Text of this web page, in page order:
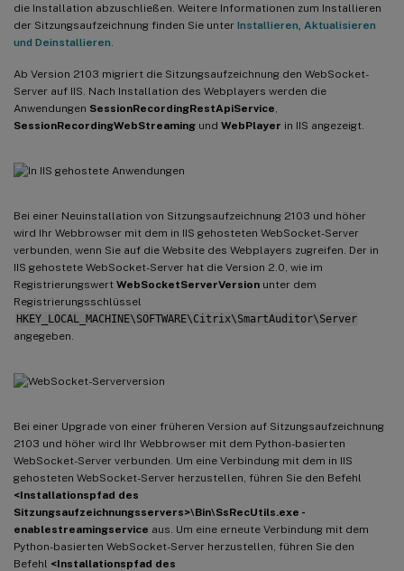
die Installation abzuschließen. Weitere Informationen zum Installieren
der Sitzungsaufzeichnung finden Sie unter Installieren, Aktualisieren
und Deinstallieren
Ab Version 2103 migriert die Sitzungsaufzeichnung den WebSocket-
Server auf IIS. Nach Installation des Webplayers werden die
Anwendungen SessionRecordingRestApiService
SessionRecordingWebStreaming und WebPlayer in IIS angezeigt.
Bei einer Neuinstallation von Sitzungsaufzeichnung 2103 und höher
wird Ihr Webbrowser mit dem in IIS gehosteten WebSocket-Server
verbunden, wenn Sie auf die Website des Webplayers zugreifen. Der in
IIS gehostete WebSocket-Server hat die Version 2.0, wie im
Registrierungswert WebSocketServerVersion unter dem
Registrierungsschlüssel
HKEY_LOCAL_MACHINE\SOFTWARE\Citrix\SmartAuditor\Server
angegeben.
Bei einer Upgrade von einer früheren Version auf Sitzungsaufzeichnung
2103 und höher wird Ihr Webbrowser mit dem Python-basierten
WebSocket-Server verbunden. Um eine Verbindung mit dem in IIS
gehosteten WebSocket-Server herzustellen, führen Sie den Befehl
<Installationspfad des
Sitzungsaufzeichnungsservers>\Bin\SsRecUtils.exe -
enablestreamingservice aus. Um eine erneute Verbindung mit dem
Python-basierten WebSocket-Server herzustellen, führen Sie den
Befehl <Installationspfad des